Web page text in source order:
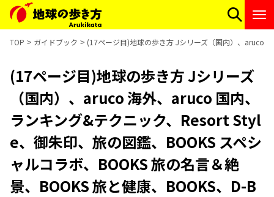
TOP ガイドブック (17ページ目)地球の歩き方 Jシリーズ（国内）、aruco
(17ページ目)地球の歩き方 Jシリーズ
（国内）、aruco 海外、aruco 国内、
ランキング&テクニック、Resort Styl
e、御朱印、旅の図鑑、BOOKS スペシ
ャルコラボ、BOOKS 旅の名言＆絶
景、BOOKS 旅と健康、BOOKS、D-B